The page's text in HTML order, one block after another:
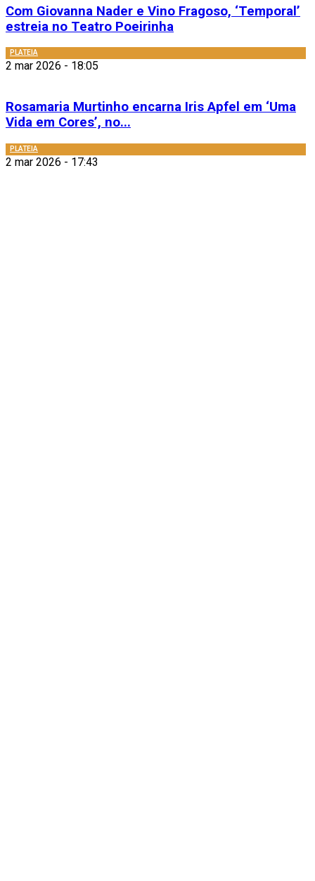
Com Giovanna Nader e Vino Fragoso, ‘Temporal’
estreia no Teatro Poeirinha
PLATEIA
2 mar 2026 - 18:05
Rosamaria Murtinho encarna Iris Apfel em ‘Uma
Vida em Cores’, no...
PLATEIA
2 mar 2026 - 17:43